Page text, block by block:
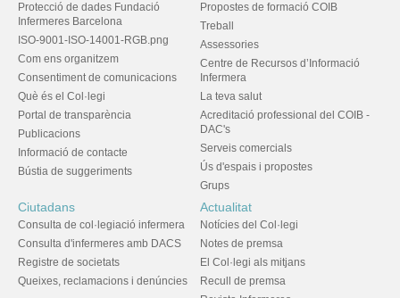
Protecció de dades Fundació
Infermeres Barcelona
ISO-9001-ISO-14001-RGB.png
Com ens organitzem
Consentiment de comunicacions
Què és el Col·legi
Portal de transparència
Publicacions
Informació de contacte
Bústia de suggeriments
Propostes de formació COIB
Treball
Assessories
Centre de Recursos d’Informació
Infermera
La teva salut
Acreditació professional del COIB -
DAC's
Serveis comercials
Ús d'espais i propostes
Grups
Ciutadans
Consulta de col·legiació infermera
Consulta d'infermeres amb DACS
Registre de societats
Queixes, reclamacions i denúncies
Actualitat
Notícies del Col·legi
Notes de premsa
El Col·legi als mitjans
Recull de premsa